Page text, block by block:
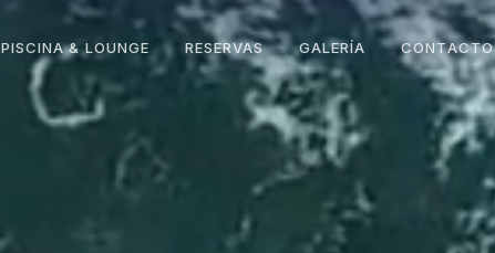
PISCINA & LOUNGE RESERVAS GALERÍA CONTACTO